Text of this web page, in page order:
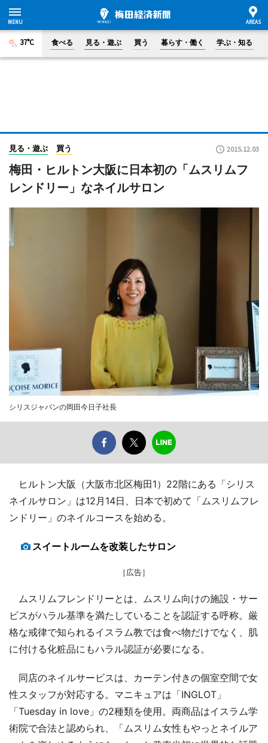
37°C 食べる 見る・遊ぶ 買う 暮らす・働く 学ぶ・知る
見る・遊ぶ 買う 2015.12.03
梅田・ヒルトン大阪に日本初の「ムスリムフ
レンドリー」なネイルサロン
シリスジャパンの岡田今日子社長
ヒルトン大阪（大阪市北区梅田1）22階にある「シリス
ネイルサロン」は12月14日、日本で初めて「ムスリムフレ
ンドリー」のネイルコースを始める。
スイートルームを改装したサロン
［広告］
ムスリムフレンドリーとは、ムスリム向けの施設・サー
ビスがハラル基準を満たしていることを認証する呼称。厳
格な戒律で知られるイスラム教では食べ物だけでなく、肌
に付ける化粧品にもハラル認証が必要になる。
同店のネイルサービスは、カーテン付きの個室空間で女
性スタッフが対応する。マニキュアは「INGLOT」
「Tuesday in love」の2種類を使用。両商品はイスラム学
術院で合法と認められ、「ムスリム女性もやっとネイルア